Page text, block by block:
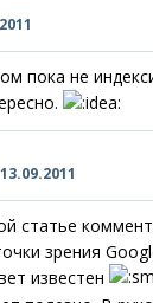
пока не
13.09.2011
статье
зрения
известен